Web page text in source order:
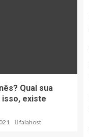
Qual sua
isso, existe
falahost